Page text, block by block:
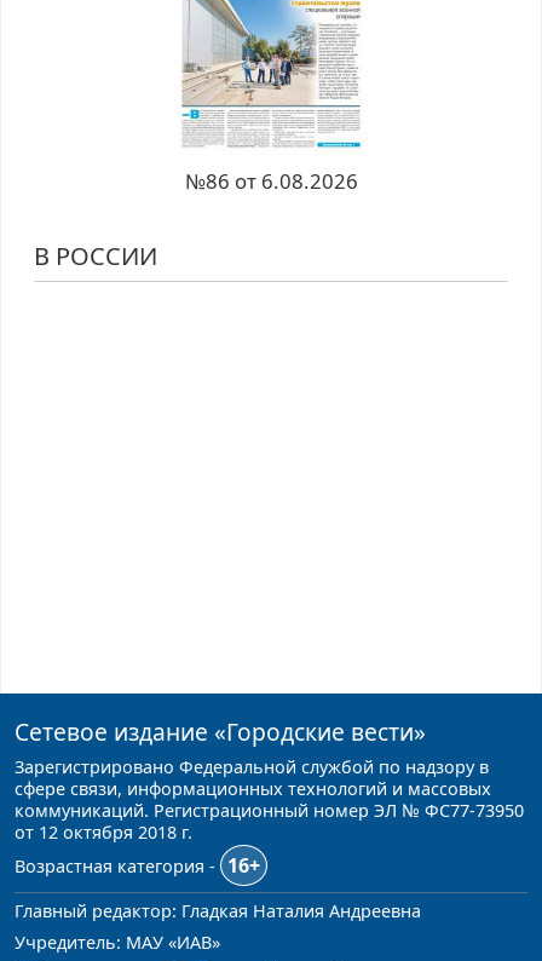
№86 от 6.08.2026
В РОССИИ
Сетевое издание «Городские вести»
Зарегистрировано Федеральной службой по надзору в
сфере связи, информационных технологий и массовых
коммуникаций. Регистрационный номер ЭЛ № ФС77-73950
от 12 октября 2018 г.
Возрастная категория -
16+
Главный редактор: Гладкая Наталия Андреевна
Учредитель: МАУ «ИАВ»